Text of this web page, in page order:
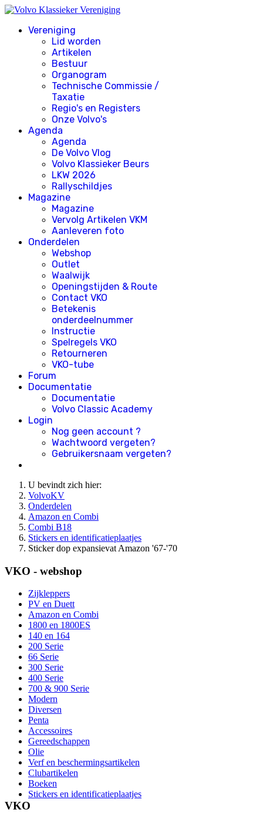
Vereniging
Lid worden
Artikelen
Bestuur
Organogram
Technische Commissie /
Taxatie
Regio's en Registers
Onze Volvo's
Agenda
Agenda
De Volvo Vlog
Volvo Klassieker Beurs
LKW 2026
Rallyschildjes
Magazine
Magazine
Vervolg Artikelen VKM
Aanleveren foto
Onderdelen
Webshop
Outlet
Waalwijk
Openingstijden & Route
Contact VKO
Betekenis
onderdeelnummer
Instructie
Spelregels VKO
Retourneren
VKO-tube
Forum
Documentatie
Documentatie
Volvo Classic Academy
Login
Nog geen account ?
Wachtwoord vergeten?
Gebruikersnaam vergeten?
U bevindt zich hier:
VolvoKV
Onderdelen
Amazon en Combi
Combi B18
Stickers en identificatieplaatjes
Sticker dop expansievat Amazon '67-'70
VKO - webshop
Zijkleppers
PV en Duett
Amazon en Combi
1800 en 1800ES
140 en 164
200 Serie
66 Serie
300 Serie
400 Serie
700 & 900 Serie
Modern
Diversen
Penta
Accessoires
Gereedschappen
Olie
Verf en beschermingsartikelen
Clubartikelen
Boeken
Stickers en identificatieplaatjes
VKO